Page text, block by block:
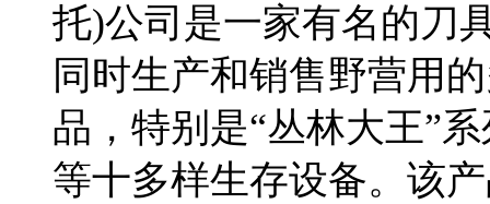
托)公司是一家有名的刀
同时生产和销售野营用
品，特别是“丛林大王”
等十多样生存设备。该